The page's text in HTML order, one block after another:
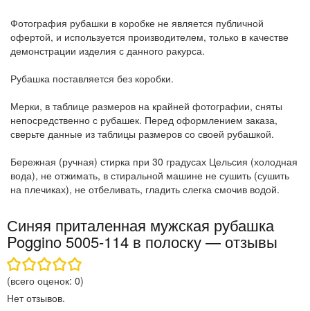
Фотография рубашки в коробке не является публичной
офертой, и используется производителем, только в качестве
демонстрации изделия с данного ракурса.
Рубашка поставляется без коробки.
Мерки, в таблице размеров на крайней фотографии, сняты
непосредственно с рубашек. Перед оформлением заказа,
сверьте данные из таблицы размеров со своей рубашкой.
Бережная (ручная) стирка при 30 градусах Цельсия (холодная
вода), не отжимать, в стиральной машине не сушить (сушить
на плечиках), не отбеливать, гладить слегка смочив водой.
Синяя приталенная мужская рубашка
Poggino 5005-114 в полоску — отзывы
(всего оценок: 0)
Нет отзывов.